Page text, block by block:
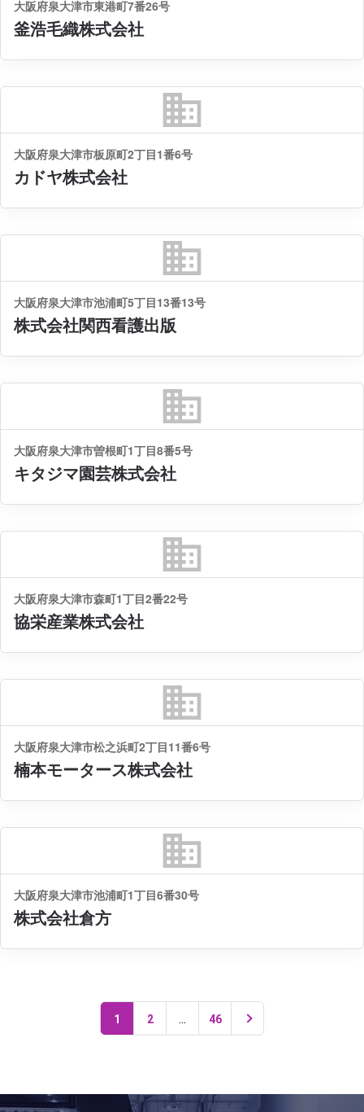
大阪府泉大津市東港町7番26号
釜浩毛織株式会社
business
大阪府泉大津市板原町2丁目1番6号
カドヤ株式会社
business
大阪府泉大津市池浦町5丁目13番13号
株式会社関西看護出版
business
大阪府泉大津市曽根町1丁目8番5号
キタジマ園芸株式会社
business
大阪府泉大津市森町1丁目2番22号
協栄産業株式会社
business
大阪府泉大津市松之浜町2丁目11番6号
楠本モータース株式会社
business
大阪府泉大津市池浦町1丁目6番30号
株式会社倉方
1 2 ... 46